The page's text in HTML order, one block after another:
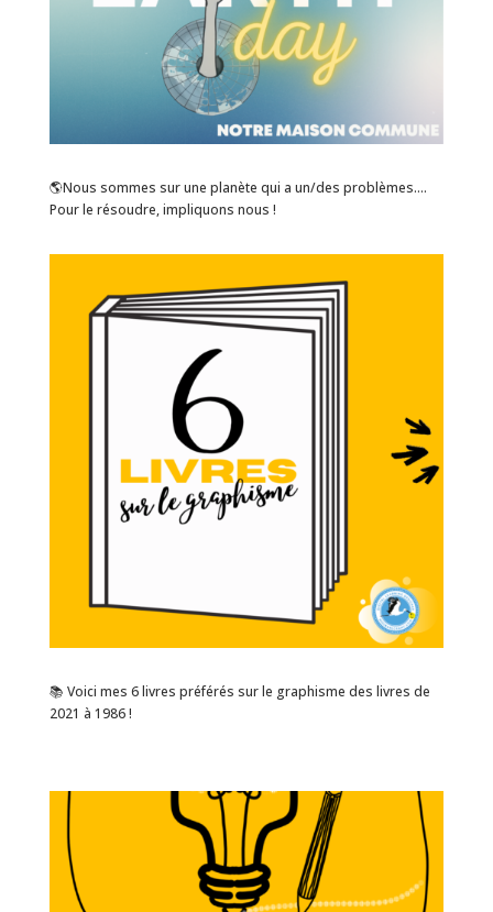
🌎Nous sommes sur une planète qui a un/des problèmes….
Pour le résoudre, impliquons nous !
📚 Voici mes 6 livres préférés sur le graphisme des livres de
2021 à 1986 !